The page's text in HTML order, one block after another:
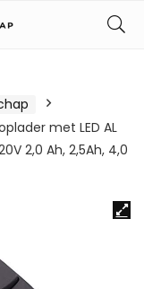
met LED AL
2,0 Ah, 2,5Ah, 4,0